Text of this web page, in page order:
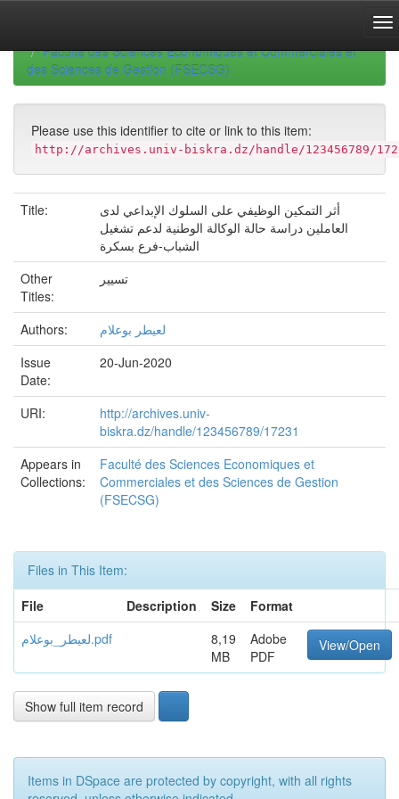
Faculté des Sciences Economiques et Commerciales et
des Sciences de Gestion (FSECSG)
Please use this identifier to cite or link to this item:
http://archives.univ-biskra.dz/handle/123456789/
Title:
أثر التمكين الوظيفي على السلوك الإبداعي لدى
العاملين دراسة حالة الوكالة الوطنية لدعم تشغيل
الشباب-فرع بسكرة
Other
Titles:
تسيير
Authors:
لعيطر بوعلام
Issue
Date:
20-Jun-2020
URI:
http://archives.univ-
biskra.dz/handle/123456789/17231
Appears in
Collections:
Faculté des Sciences Economiques et
Commerciales et des Sciences de Gestion
(FSECSG)
Files in This Item:
File
Description Size
Format
لعيطر_بوعلام.pdf
8,19
MB
Adobe
PDF
View/Open
Show full item record
Items in DSpace are protected by copyright, with all rights